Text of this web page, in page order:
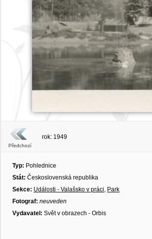
Předchozí
rok: 1949
Typ: Pohlednice
Stát: Československá republika
Sekce: Události - Valašsko v práci, Park
Fotograf: neuveden
Vydavatel: Svět v obrazech - Orbis